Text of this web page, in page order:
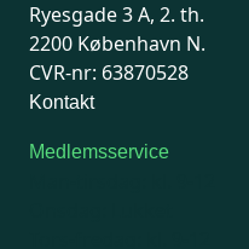
Ryesgade 3 A, 2. th.
2200 København N.
CVR-nr: 63870528
Kontakt
Medlemsservice